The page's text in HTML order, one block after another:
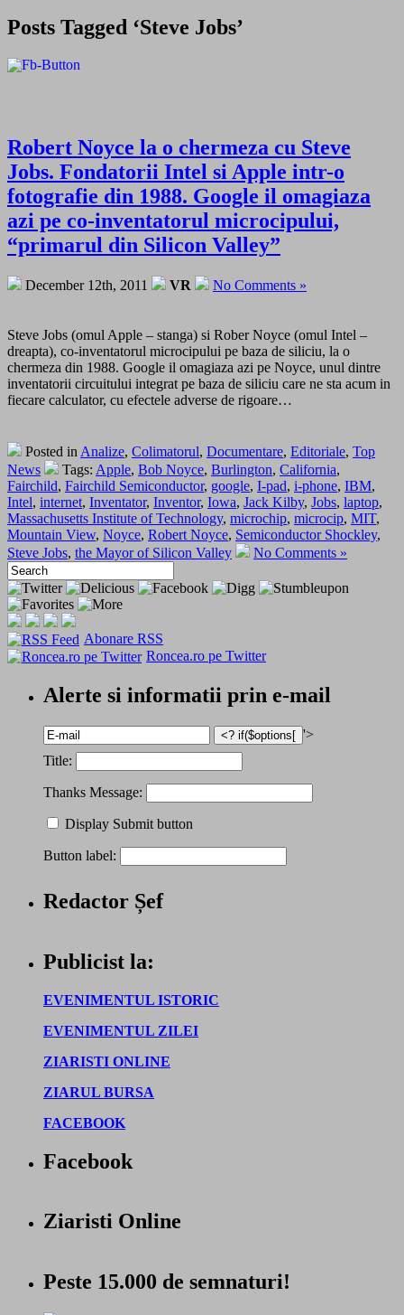
Posts Tagged ‘Steve Jobs’
Robert Noyce la o chermeza cu Steve
Jobs. Fondatorii Intel si Apple intr-o
fotografie din 1988. Google il omagiaza
azi pe co-inventatorul microcipului,
“primarul din Silicon Valley”
December 12th, 2011 VR No Comments »
Steve Jobs (omul Apple – stanga) si Rober Noyce (omul Intel –
dreapta), co-inventatorul microcipului pe baza de siliciu, la o
chermeza din 1988. Google il omagiaza azi pe Noyce, unul dintre
inventatorii circuitului integrat pe baza de siliciu care ne sta acum in
fiecare calculator, cu efectele adverse de rigoare…
Posted in Analize, Colimatorul, Documentare, Editoriale, Top
News
Tags: Apple, Bob Noyce, Burlington, California,
Fairchild, Fairchild Semiconductor, google, I-pad, i-phone, IBM,
Intel, internet, Inventator, Inventor, Iowa, Jack Kilby, Jobs, laptop,
Massachusetts Institute of Technology, microchip, microcip, MIT,
Mountain View, Noyce, Robert Noyce, Semiconductor Shockley,
Steve Jobs, the Mayor of Silicon Valley No Comments »
Abonare RSS
Roncea.ro pe Twitter
Alerte si informatii prin e-mail
'>
Title:
Thanks Message:
Display Submit button
Button label:
Redactor Șef
Publicist la:
EVENIMENTUL ISTORIC
EVENIMENTUL ZILEI
ZIARISTI ONLINE
ZIARUL BURSA
FACEBOOK
Facebook
Ziaristi Online
Peste 15.000 de semnaturi!